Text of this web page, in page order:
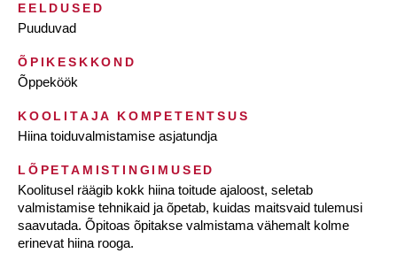
EELDUSED
Puuduvad
ÕPIKESKKOND
Õppeköök
KOOLITAJA KOMPETENTSUS
Hiina toiduvalmistamise asjatundja
LÕPETAMISTINGIMUSED
Koolitusel räägib kokk hiina toitude ajaloost, seletab
valmistamise tehnikaid ja õpetab, kuidas maitsvaid tulemusi
saavutada. Õpitoas õpitakse valmistama vähemalt kolme
erinevat hiina rooga.